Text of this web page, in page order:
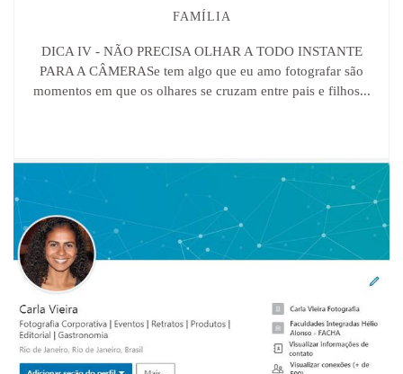
FAMÍLIA
DICA IV - NÃO PRECISA OLHAR A TODO INSTANTE
PARA A CÂMERASe tem algo que eu amo fotografar são
momentos em que os olhares se cruzam entre pais e filhos...